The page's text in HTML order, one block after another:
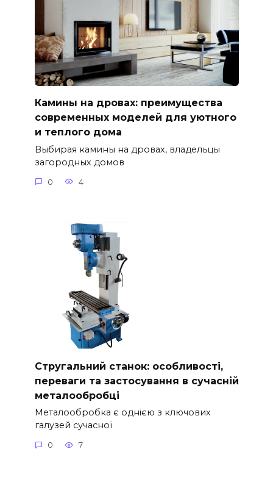
Камины на дровах: преимущества
современных моделей для уютного
и теплого дома
Выбирая камины на дровах, владельцы
загородных домов
0 4
Стругальний станок: особливості,
переваги та застосування в сучасній
металообробці
Металообробка є однією з ключових
галузей сучасної
0 7